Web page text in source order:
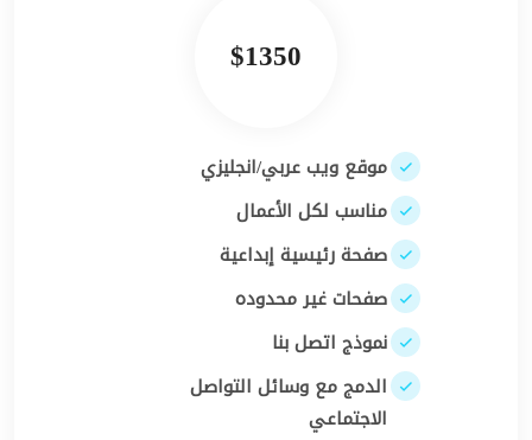
$1350
موقع ويب عربي/انجليزي
مناسب لكل الأعمال
صفحة رئيسية إبداعية
صفحات غير محدوده
نموذج اتصل بنا
الدمج مع وسائل التواصل
الاجتماعي